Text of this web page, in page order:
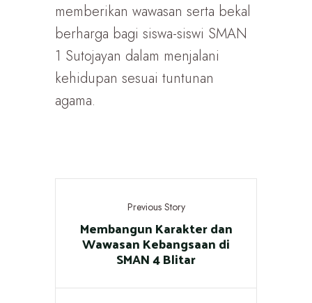
memberikan wawasan serta bekal
berharga bagi siswa-siswi SMAN
1 Sutojayan dalam menjalani
kehidupan sesuai tuntunan
agama.
Previous Story
Membangun Karakter dan
Wawasan Kebangsaan di
SMAN 4 Blitar